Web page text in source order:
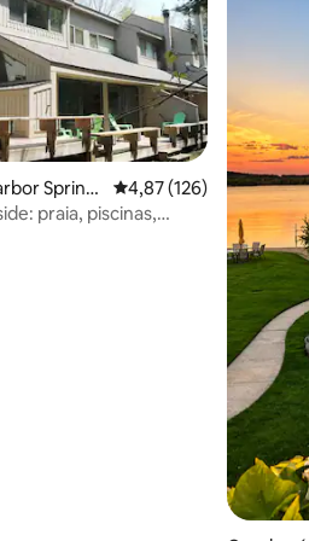
Spring
4,87 de uma avaliação
4,87 (126)
praia, piscinas,